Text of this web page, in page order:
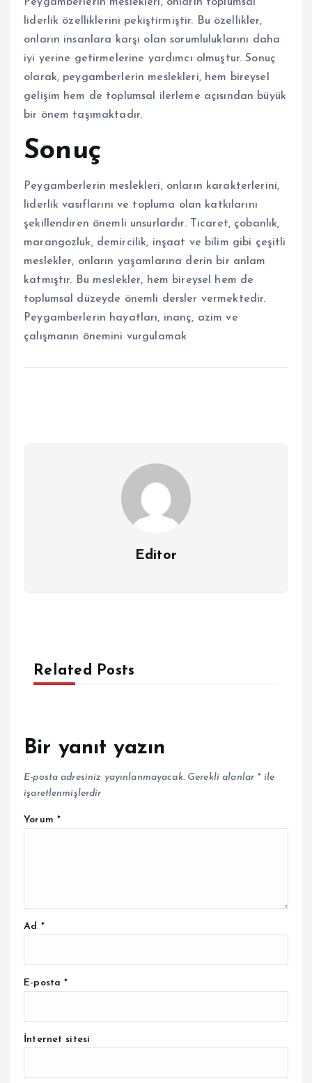
liderlik özelliklerini pekiştirmiştir. Bu özellikler,
onların insanlara karşı olan sorumluluklarını daha
iyi yerine getirmelerine yardımcı olmuştur. Sonuç
olarak, peygamberlerin meslekleri, hem bireysel
gelişim hem de toplumsal ilerleme açısından büyük
bir önem taşımaktadır.
Sonuç
Peygamberlerin meslekleri, onların karakterlerini,
liderlik vasıflarını ve topluma olan katkılarını
şekillendiren önemli unsurlardır. Ticaret, çobanlık,
marangozluk, demircilik, inşaat ve bilim gibi çeşitli
meslekler, onların yaşamlarına derin bir anlam
katmıştır. Bu meslekler, hem bireysel hem de
toplumsal düzeyde önemli dersler vermektedir.
Peygamberlerin hayatları, inanç, azim ve
çalışmanın önemini vurgulamak
Editor
Related Posts
Bir yanıt yazın
E-posta adresiniz yayınlanmayacak. Gerekli alanlar *ile
işaretlenmişlerdir
Yorum *
Ad *
E-posta*
İnternet sitesi